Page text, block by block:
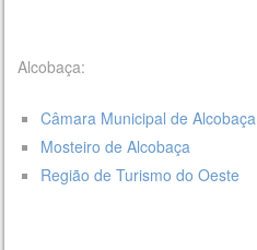
Alcobaça:
Câmara Municipal de Alcobaça
Mosteiro de Alcobaça
Região de Turismo do Oeste